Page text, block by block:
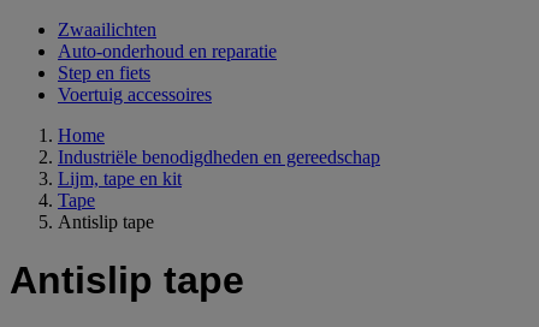
Zwaailichten
Auto-onderhoud en reparatie
Step en fiets
Voertuig accessoires
Home
Industriële benodigdheden en gereedschap
Lijm, tape en kit
Tape
Antislip tape
Antislip tape